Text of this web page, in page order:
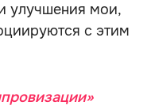
улучшения мои,
с этим